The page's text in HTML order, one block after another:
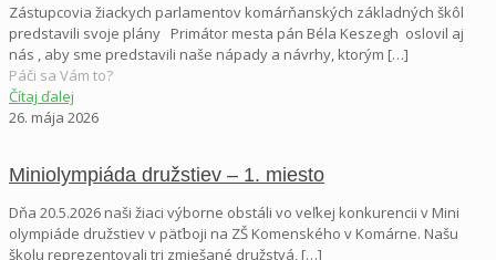
Zástupcovia žiackych parlamentov komárňanských základných škôl
predstavili svoje plány Primátor mesta pán Béla Keszegh oslovil aj
nás , aby sme predstavili naše nápady a návrhy, ktorým […]
Páči sa Vám to?
Čítaj ďalej
26. mája 2026
Miniolympiáda družstiev – 1. miesto
Dňa 20.5.2026 naši žiaci výborne obstáli vo veľkej konkurencii v Mini
olympiáde družstiev v päťboji na ZŠ Komenského v Komárne. Našu
školu reprezentovali tri zmiešané družstvá, […]